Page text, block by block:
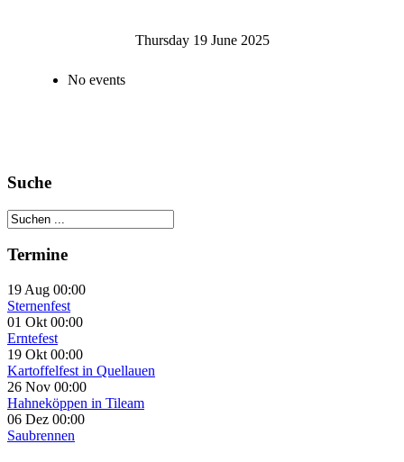
Thursday 19 June 2025
No events
Suche
Termine
19 Aug 00:00
Sternenfest
01 Okt 00:00
Erntefest
19 Okt 00:00
Kartoffelfest in Quellauen
26 Nov 00:00
Hahneköppen in Tileam
06 Dez 00:00
Saubrennen